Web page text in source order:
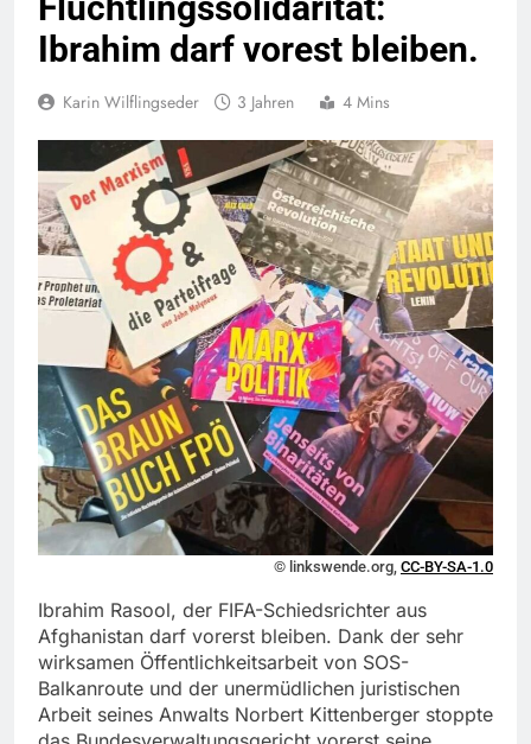
Ibrahim darf vorest bleiben.
Karin Wilflingseder 3 Jahren 4 Mins
© linkswende.org, CC-BY-SA-1.0
Ibrahim Rasool, der FIFA-Schiedsrichter aus
Afghanistan darf vorerst bleiben. Dank der sehr
wirksamen Öffentlichkeitsarbeit von SOS-
Balkanroute und der unermüdlichen juristischen
Arbeit seines Anwalts Norbert Kittenberger stoppte